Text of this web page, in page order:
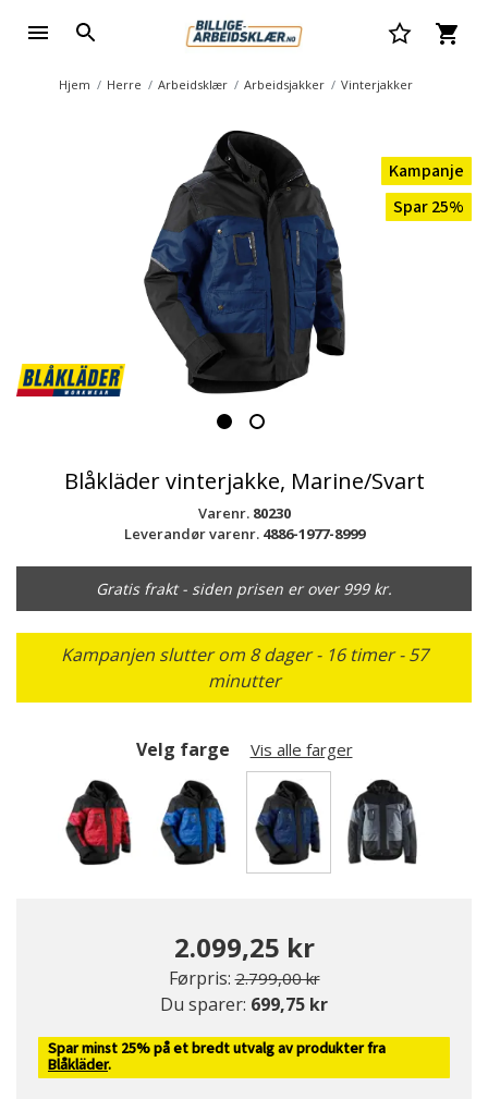
Hjem Herre Arbeidsklær Arbeidsjakker Vinterjakker
Kampanje
Spar 25%
Blåkläder vinterjakke, Marine/Svart
Varenr. 80230
Leverandør varenr. 4886-1977-8999
Gratis frakt - siden prisen er over 999 kr.
Kampanjen slutter om 8 dager - 16 timer - 57
minutter
Velg farge Vis alle farger
2.099,25 kr
Førpris: Pris redusert fra
2.799,00 krtil
Du sparer: 699,75 kr
Spar minst 25% på et bredt utvalg av produkter fra
Blåkläder.